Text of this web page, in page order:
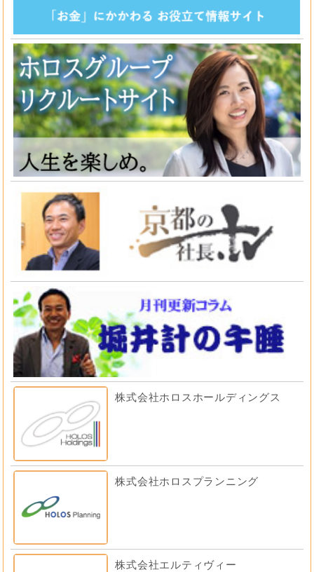
株式会社ホロスホールディングス
株式会社ホロスプランニング
株式会社エルティヴィー